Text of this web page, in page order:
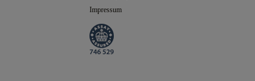
Impressum